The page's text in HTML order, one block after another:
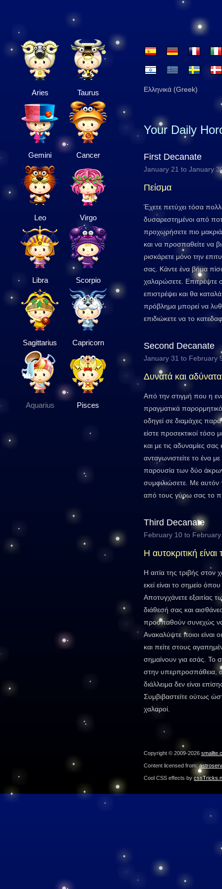
Aries Taurus
Gemini Cancer
Leo Virgo
Libra Scorpio
Sagittarius Capricorn
Aquarius Pisces
Ελληνικά (Greek)
Your Daily
First Decanate
January 21 to January
Πείσμα
Έχετε πετύχει τόσα
δυσαρεστημένοι από
προχωρήσετε πιο
και να προσπαθείτε να
ρισκάρετε μόνο την
σας. Κάντε ένα βήμα
χαλαρώσετε. Επιτρέψτε
επιστρέψει και θα
πρόβλημα μπορεί να
επιδιώκετε να το
Second Decanate
January 31 to February
Δυνατά και
Από την στιγμή που η
πραγματικά
οδηγεί σε διαμάχες
είστε προσεκτικοί τόσο
και με τις αδυναμίες
ανταγωνιστείτε το ένα
παρουσία των δύο
συμφιλιώσετε. Με αυτόν
από τους γύρω σας το
Third Decanate
February 10 to
Η αυτοκριτική είναι
Η αιτία της τριβής στον
εκεί είναι το σημείο
Αποτυγχάνετε εξαιτίας
διάθεσή σας και
προσπαθούν συνεχώς
Ανακαλύψτε ποιοι είναι
και πείτε στους
σημαίνουν για εσάς. Το
στην υπερπροσπάθεια,
διάλλειμα δεν είναι
Συμβιβαστείτε ούτως
χαλαροί.
Copyright © 2009-2026
Content licensed from:
Cool CSS effects by